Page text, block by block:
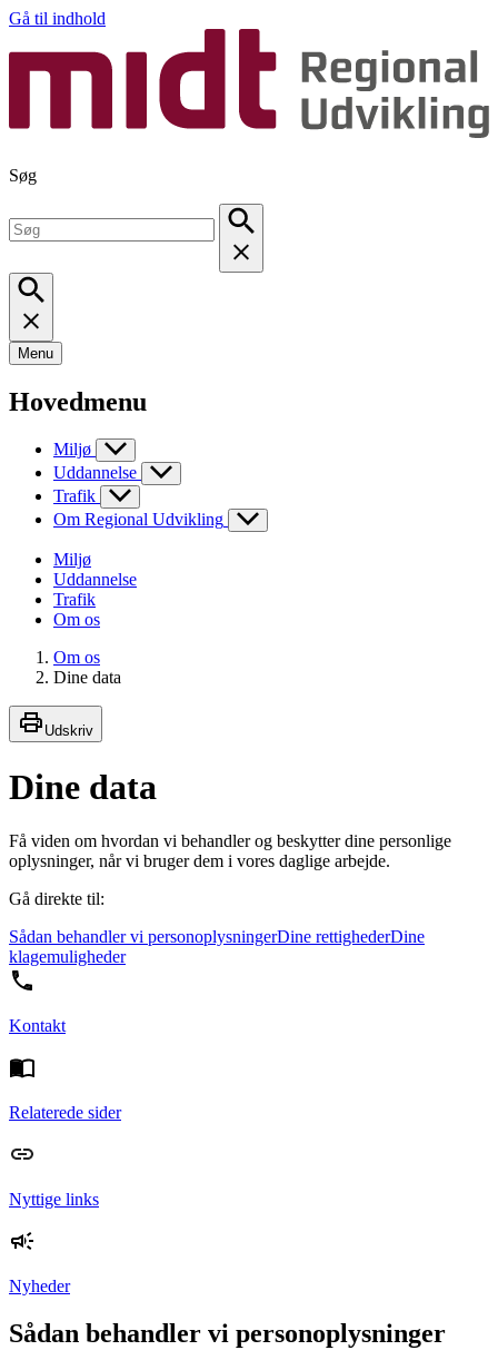
Gå til indhold
Søg
Menu
Hovedmenu
Miljø
Uddannelse
Trafik
Om Regional Udvikling
Miljø
Uddannelse
Trafik
Om os
Om os
Dine data
Udskriv
Dine data
Få viden om hvordan vi behandler og beskytter dine personlige
oplysninger, når vi bruger dem i vores daglige arbejde.
Gå direkte til:
Sådan behandler vi personoplysningerDine rettighederDine
klagemuligheder
Kontakt
Relaterede sider
Nyttige links
Nyheder
Sådan behandler vi personoplysninger